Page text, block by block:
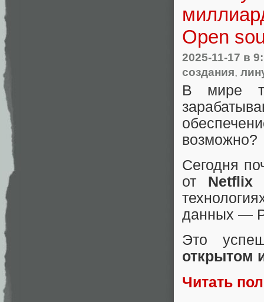
Open
2025-11-17 в
создания,
В мире
возможно?
Сегодня
от
данных —
Это
открытом
Читать